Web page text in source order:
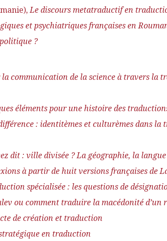
Le discours metatraductif en
et psychiatriques françaises en
?
communication de la science à travers la
éléments pour une histoiredes
: identitèmes et culturèmes dans la
dit : ville divisée ? La géographie, la
à partir de huit versions françaises de
spécialisée : les questions de
ou comment traduire la macédonité d’un
de création et traduction
en traduction